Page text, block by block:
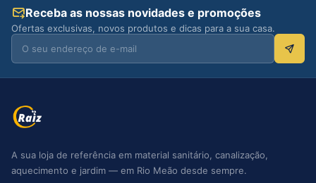
Receba as nossas novidades e promoções
Ofertas exclusivas, novos produtos e dicas para a sua casa.
A sua loja de referência em material sanitário, canalização,
aquecimento e jardim — em Rio Meão desde sempre.